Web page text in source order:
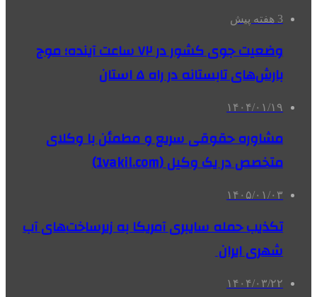
3 هفته پیش
وضعیت جوی کشور در ۷۲ ساعت آینده؛ موج
بارش‌های تابستانه در راه ۵ استان
۱۴۰۴/۰۱/۱۹
مشاوره حقوقی سریع و مطمئن با وکلای
متخصص در یک وکیل (1vakil.com)
۱۴۰۵/۰۱/۰۳
تکذیب حمله سایبری آمریکا به زیرساخت‌های آب
شهری ایران
۱۴۰۴/۰۳/۲۲